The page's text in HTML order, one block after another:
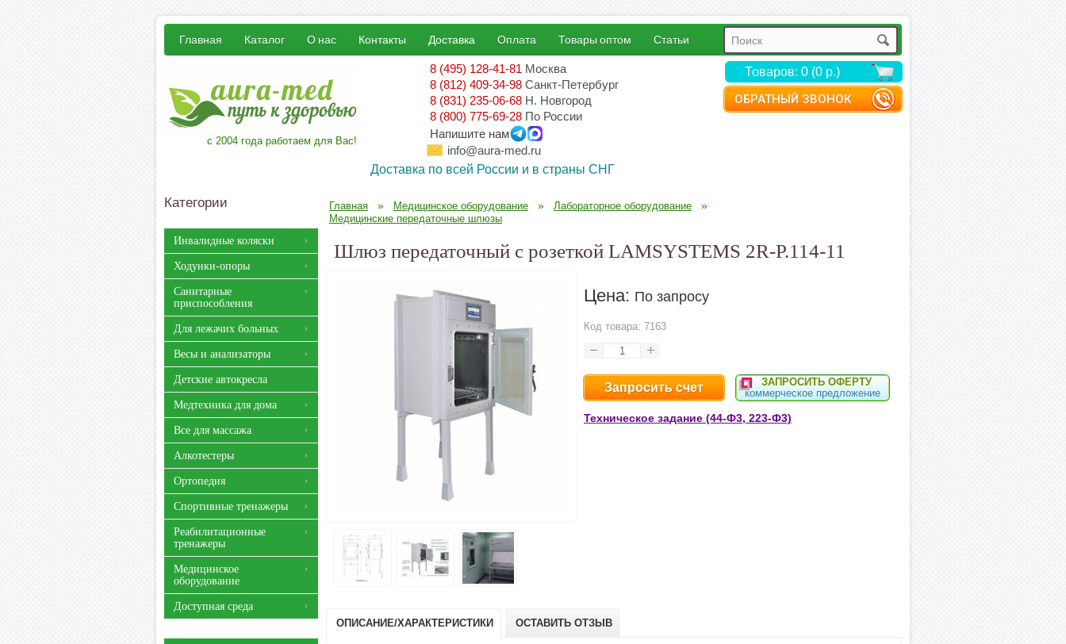
ОБРАТНЫЙ ЗВОНОК
Главная Каталог О нас Контакты Доставка Оплата Товары оптом Статьи
с 2004 года работаем для Вас!
8 (495) 128-41-81 Москва
8 (812) 409-34-98 Санкт-Петербург
8 (831) 235-06-68 Н. Новгород
8 (800) 775-69-28 По России
Напишите нам
info@aura-med.ru
Доставка по всей России и в страны СНГ
Товаров: 0 (0 р.)
Категории
Инвалидные коляски
Ходунки-опоры
Санитарные
приспособления
Для лежачих больных
Весы и анализаторы
Детские автокресла
Медтехника для дома
Все для массажа
Алкотестеры
Ортопедия
Спортивные тренажеры
Реабилитационные
тренажеры
Медицинское
оборудование
Доступная среда
Главная » Медицинское оборудование » Лабораторное оборудование »
Медицинские передаточные шлюзы
Шлюз передаточный с розеткой LAMSYSTEMS 2R-P.114-11
Цена: По запросу
Код товара: 7163
Запросить счет
ЗАПРОСИТЬ ОФЕРТУ
коммерческое предложение
Техническое задание (44-Ф3, 223-Ф3)
ОПИСАНИЕ/ХАРАКТЕРИСТИКИ ОСТАВИТЬ ОТЗЫВ